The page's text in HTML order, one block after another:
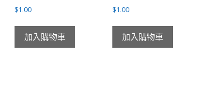
$1.00
加入購物車
$1.00
加入購物車